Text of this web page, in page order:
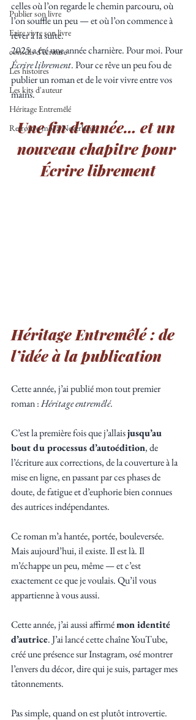
Publier son livre
Faire vivre son livre
conseils d'écriture
Les histoires
Les kits d'auteur
Héritage Entremêlé
Retrouve-moi à Neverland
celles où l’on regarde le chemin parcouru, où
l’on souffle un peu — et où l’on commence à
rêver à la suite.
2025 a été une année charnière. Pour moi. Pour
Écrire librement. Pour ce rêve un peu fou de
publier un roman et de le voir vivre entre vos
mains.
Une fin d’année… et un
nouveau chapitre pour
Écrire librement
Héritage Entremêlé : de
l’idée à la publication
Cette année, j’ai publié mon tout premier
roman : Héritage entremêlé.
C’est la première fois que j’allais jusqu’au
bout du processus d’autoédition, de
l’écriture aux corrections, de la couverture à la
mise en ligne, en passant par ces phases de
doute, de fatigue et d’euphorie bien connues
des autrices indépendantes.
Ce roman m’a hantée, portée, bouleversée.
Mais aujourd’hui, il existe. Il est là. Il
m’échappe un peu, même — et c’est
exactement ce que je voulais. Qu’il vous
appartienne à vous aussi.
Cette année, j’ai aussi affirmé mon identité
d’autrice. J’ai lancé cette chaîne YouTube,
créé une présence sur Instagram, osé montrer
l’envers du décor, dire qui je suis, partager mes
tâtonnements.
Pas simple, quand on est plutôt introvertie.